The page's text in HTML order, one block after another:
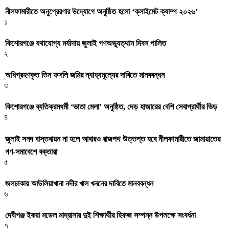
নীলফামারীতে অনুপ্রেরণার উদ্যোগে অনুষ্ঠিত হলো ‘ক্লাইমেট ক্যাম্প ২০২৬’
১
কিশোরগঞ্জে যথাযোগ্য মর্যাদায় জুলাই গণঅভ্যুত্থান দিবস পালিত
২
অধিগ্রহণকৃত তিন ফসলি জমির ন্যায্যমূল্যের দাবিতে মানববন্ধন
৩
কিশোরগঞ্জে ব্যতিক্রমধর্মী ‘ভাতা মেলা’ অনুষ্ঠিত, দেড় হাজারের বেশি সেবাপ্রার্থীর ভিড়
৪
জুলাই সনদ বাস্তবায়ন না হলে আবারও রাজপথ উত্তপ্ত হবে নীলফামারীতে জামায়াতের
গণ-সমাবেশে বক্তারা
৫
জলঢাকায় আউলিয়াখানা নদীর খাল খননের দাবিতে মানববন্ধন
৬
দেবীগঞ্জ ইকরা মডেল মাদ্রাসার দুই শিক্ষার্থীর হিফজ সম্পন্ন উপলক্ষে সংবর্ধনা
৭